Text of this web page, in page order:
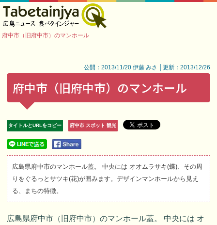
府中市（旧府中市）のマンホール
公開：2013/11/20 伊藤 みさ │更新：2013/12/26
府中市（旧府中市）のマンホール
タイトルとURLをコピー 府中市 スポット 観光
広島県府中市のマンホール蓋。 中央には オオムラサキ(蝶)、その周
りをぐるっとサツキ(花)が囲みます。デザインマンホールから見え
る、まちの特徴。
広島県府中市（旧府中市）のマンホール蓋。 中央には オ